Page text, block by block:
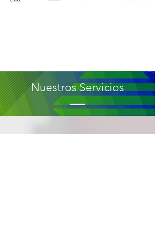
Nuestros Servicios